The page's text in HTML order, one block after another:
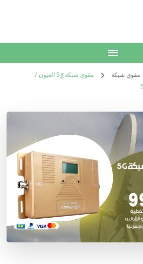
مقوي شبكة
مقوي شبكة 5g العيون /